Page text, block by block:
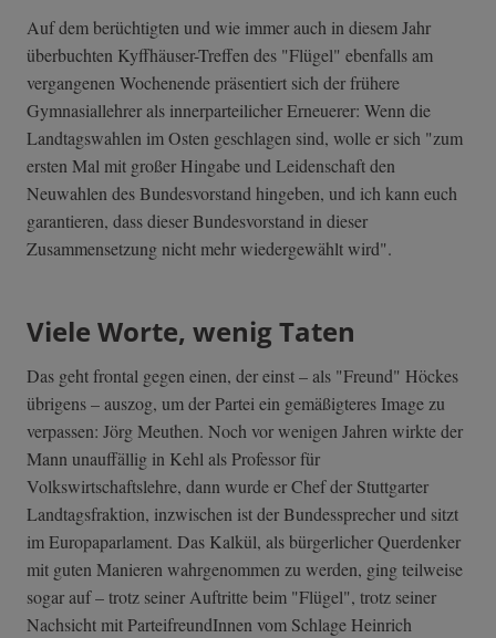
Auf dem berüchtigten und wie immer auch in diesem Jahr
überbuchten Kyffhäuser-Treffen des "Flügel" ebenfalls am
vergangenen Wochenende präsentiert sich der frühere
Gymnasiallehrer als innerparteilicher Erneuerer: Wenn die
Landtagswahlen im Osten geschlagen sind, wolle er sich "zum
ersten Mal mit großer Hingabe und Leidenschaft den
Neuwahlen des Bundesvorstand hingeben, und ich kann euch
garantieren, dass dieser Bundesvorstand in dieser
Zusammensetzung nicht mehr wiedergewählt wird".
Viele Worte, wenig Taten
Das geht frontal gegen einen, der einst – als "Freund" Höckes
übrigens – auszog, um der Partei ein gemäßigteres Image zu
verpassen: Jörg Meuthen. Noch vor wenigen Jahren wirkte der
Mann unauffällig in Kehl als Professor für
Volkswirtschaftslehre, dann wurde er Chef der Stuttgarter
Landtagsfraktion, inzwischen ist der Bundessprecher und sitzt
im Europaparlament. Das Kalkül, als bürgerlicher Querdenker
mit guten Manieren wahrgenommen zu werden, ging teilweise
sogar auf – trotz seiner Auftritte beim "Flügel", trotz seiner
Nachsicht mit ParteifreundInnen vom Schlage Heinrich